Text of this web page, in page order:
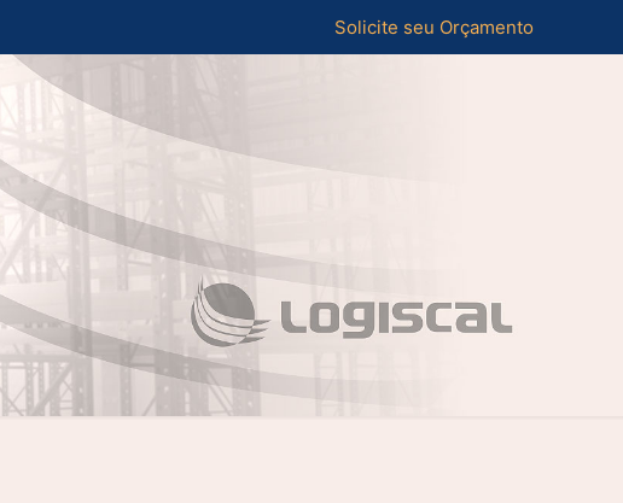
Solicite seu Orçamento